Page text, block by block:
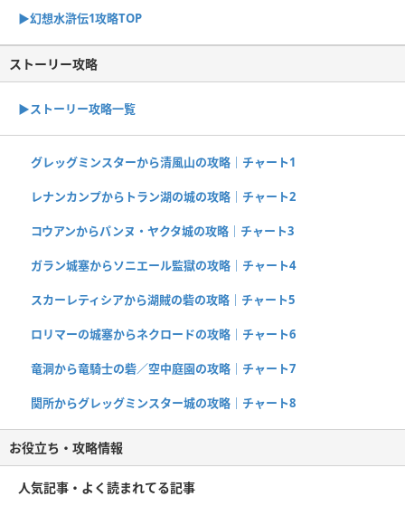
▶︎幻想水滸伝1攻略TOP
ストーリー攻略
▶︎ストーリー攻略一覧
グレッグミンスターから清風山の攻略｜チャート1
レナンカンプからトラン湖の城の攻略｜チャート2
コウアンからパンヌ・ヤクタ城の攻略｜チャート3
ガラン城塞からソニエール監獄の攻略｜チャート4
スカーレティシアから湖賊の砦の攻略｜チャート5
ロリマーの城塞からネクロードの攻略｜チャート6
竜洞から竜騎士の砦／空中庭園の攻略｜チャート7
関所からグレッグミンスター城の攻略｜チャート8
お役立ち・攻略情報
人気記事・よく読まれてる記事